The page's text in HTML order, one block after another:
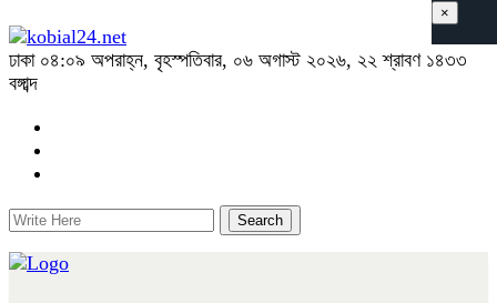
ঢাকা ০৪:০৯ অপরাহ্ন, বৃহস্পতিবার, ০৬ অগাস্ট ২০২৬, ২২ শ্রাবণ ১৪৩৩
বঙ্গাব্দ
×